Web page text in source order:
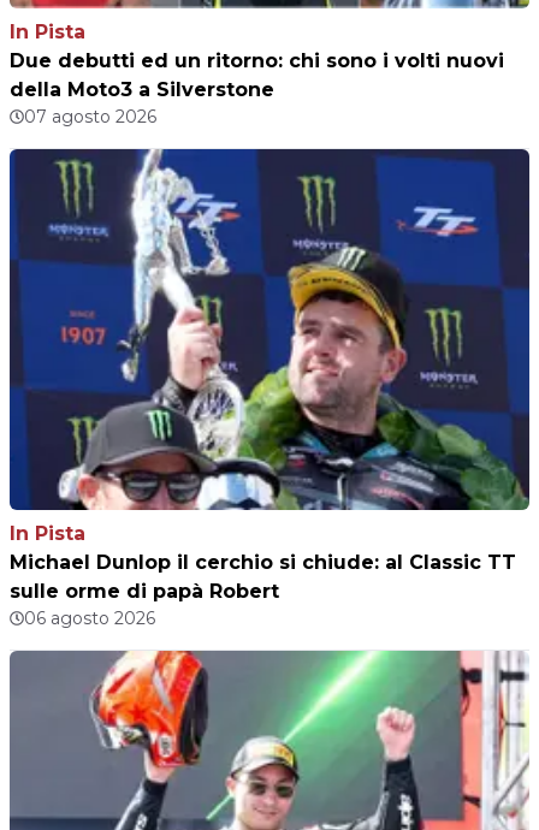
In Pista
Due debutti ed un ritorno: chi sono i volti nuovi
della Moto3 a Silverstone
07 agosto 2026
In Pista
Michael Dunlop il cerchio si chiude: al Classic TT
sulle orme di papà Robert
06 agosto 2026